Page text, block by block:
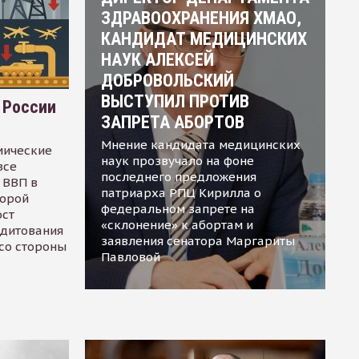
ВВП в
стороны
ЗДРАВООХРАНЕНИЯ ХМАО,
КАНДИДАТ МЕДИЦИНСКИХ
НАУК АЛЕКСЕЙ
ДОБРОВОЛЬСКИЙ
ВЫСТУПИЛ ПРОТИВ
ЗАПРЕТА АБОРТОВ
Мнение кандидата медицинских
наук прозвучало на фоне
последнего предложения
патриарха РПЦ Кирилла о
федеральном запрете на
«склонение» к абортам и
заявления сенатора Маргариты
Павловой